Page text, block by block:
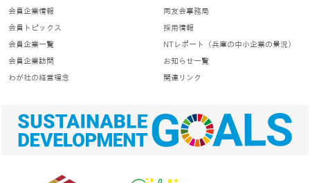
会員企業情報
同友会事務局
会員トピックス
採用情報
会員企業一覧
NTレポート（兵庫の中小企業の景況）
会員企業訪問
お知らせ一覧
わが社の経営理念
関連リンク